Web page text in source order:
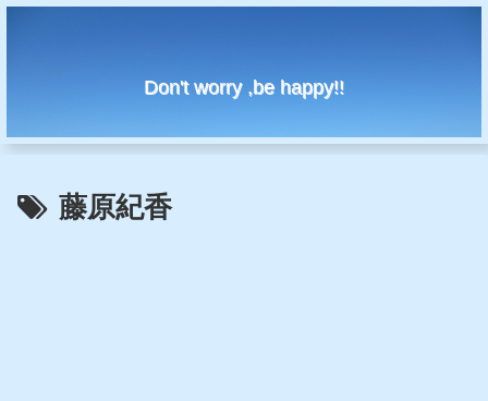
Don't worry ,be happy!!
藤原紀香